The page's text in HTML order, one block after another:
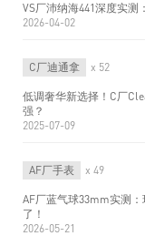
VS厂沛纳海441深度实测
2026-04-02
C厂迪通拿 x 52
低调奢华新选择！C厂
强？
2025-07-09
AF厂手表 x 49
AF厂蓝气球33mm实测
了！
2026-05-21